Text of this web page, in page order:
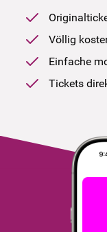
Völlig
Einfache
Tickets